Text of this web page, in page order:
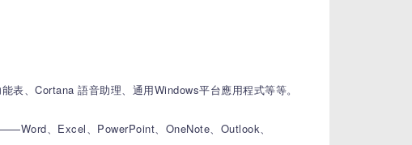
、Cortana 語音助理、通用Windows平台應用程式等等。
、Excel、PowerPoint、OneNote、Outlook、